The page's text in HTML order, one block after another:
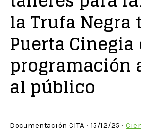
la Trufa Negra
Puerta
programación
al público
Documentación CITA · 15/12/25 ·